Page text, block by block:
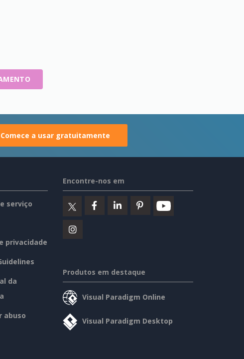
Comece a usar gratuitamente
serviço
privacidade
da
abuso
Encontre-nos em
Produtos em destaque
Visual Paradigm Online
Visual Paradigm Desktop